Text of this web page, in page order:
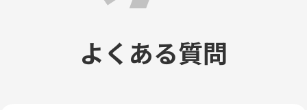
よくある質問